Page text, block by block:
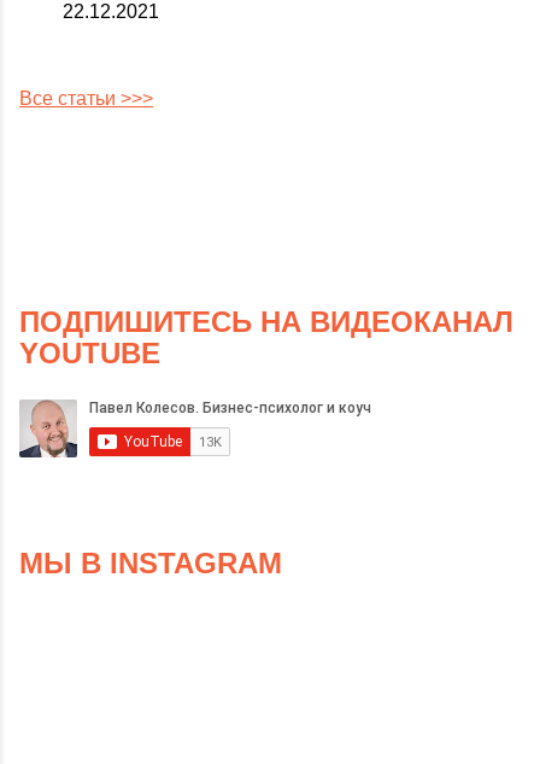
22.12.2021
Все статьи >>>
ПОДПИШИТЕСЬ НА ВИДЕОКАНАЛ
YOUTUBE
МЫ В INSTAGRAM